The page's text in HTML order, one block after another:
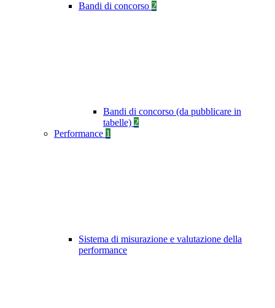
Bandi di concorso 2
Bandi di concorso (da pubblicare in
tabelle) 2
Performance 1
Sistema di misurazione e valutazione della
performance